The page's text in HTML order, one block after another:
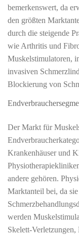
bemerkenswert, da
den größten
durch die steigende
wie Arthritis und
Muskelstimulatoren,
invasiven
Blockierung von
Der Markt für
Krankenhäuser und
andere gehören.
Marktanteil bei, da
werden
Skelett-